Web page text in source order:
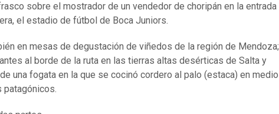
sobre el mostrador de un vendedor de choripán en la entrada
el estadio de fútbol de Boca Juniors.
en mesas de degustación de viñedos de la región de Mendoza;
al borde de la ruta en las tierras altas desérticas de Salta y
una fogata en la que se cocinó cordero al palo (estaca) en medio